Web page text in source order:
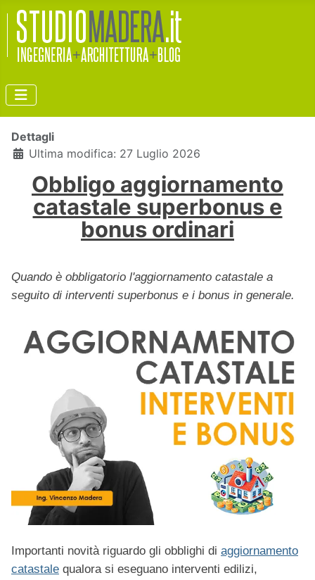
Dettagli
Ultima modifica: 27 Luglio 2026
Obbligo aggiornamento
catastale superbonus e
bonus ordinari
Quando è obbligatorio l'aggiornamento catastale a
seguito di interventi superbonus e i bonus in generale.
Importanti novità riguardo gli obblighi di aggiornamento
catastale qualora si eseguano interventi edilizi,